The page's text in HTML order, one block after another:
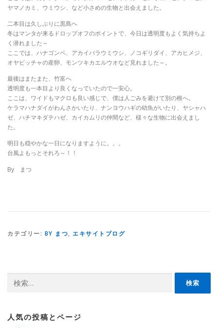
ヤマノカミ、ウミウシ、など小さめの生物と出会えました。
二本目は久しぶりに黒島へ
冬はマンタが来るドロップオフのポイントで、今日は透明度もよく気持ちよ
く潜れました～
ここでは、ハナゴンベ、アカイバラウミウシ、ノコギリダイ、アカヒメジ、
オヤビッチャの産卵、モンツキカエルウオなど見れました～。
最後はまたまた、竹富へ
透明度も一本目より良くなっていたので一安心。
ここは、ワイドもマクロも良い感じで、僕は人ごみを避けて別の根へ。
ケラマハナダイがわんさかいたり、ナンヨウハギの幼魚がいたり、ヤシャハ
ゼ、ハチマキダテハゼ、カイカムリの仲間など、様々な生物に出会えまし
た。
明日も穏やかな一日になりますように。。。
台風よもっとそれろ～！！
By まつ
カテゴリー: BY まつ, エキサイトブログ
索:
人気の投稿とページ